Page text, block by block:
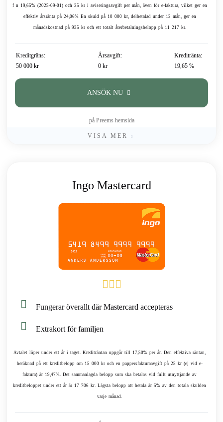
f n 19,65% (2025-09-01) och 25 kr i aviseringsavgift per mån, även för e-faktura, vilket ger en
effektiv årsränta på 24,06% En skuld på 10 000 kr, delbetalad under 12 mån, ger en
månadskostnad på 935 kr och ett totalt återbetalningsbelopp på 11 217 kr.
Kreditgräns:
50 000 kr
Årsavgift:
0 kr
Kreditränta:
19,65 %
ANSÖK NU
på Preems hemsida
VISA MER
Ingo Mastercard
Fungerar överallt där Mastercard accepteras
Extrakort för familjen
Avtalet löper under ett år i taget. Krediträntan uppgår till 17,50% per år. Den effektiva räntan,
beräknad på ett kreditbelopp om 15 000 kr och en pappersfakturaavgift på 25 kr (ej vid e-
faktura) är 19,47%. Det sammanlagda belopp som ska betalas vid fullt utnyttjande av
kreditbeloppet under ett år är 17 706 kr. Lägsta belopp att betala är 5% av den totala skulden
varje månad.